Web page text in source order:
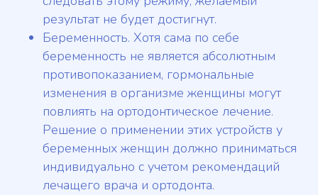
результат не будет достигнут.
Беременность. Хотя сама по себе
беременность не является абсолютным
противопоказанием, гормональные
изменения в организме женщины могут
повлиять на ортодонтическое лечение.
Решение о применении этих устройств у
беременных женщин должно приниматься
индивидуально с учетом рекомендаций
лечащего врача и ортодонта.